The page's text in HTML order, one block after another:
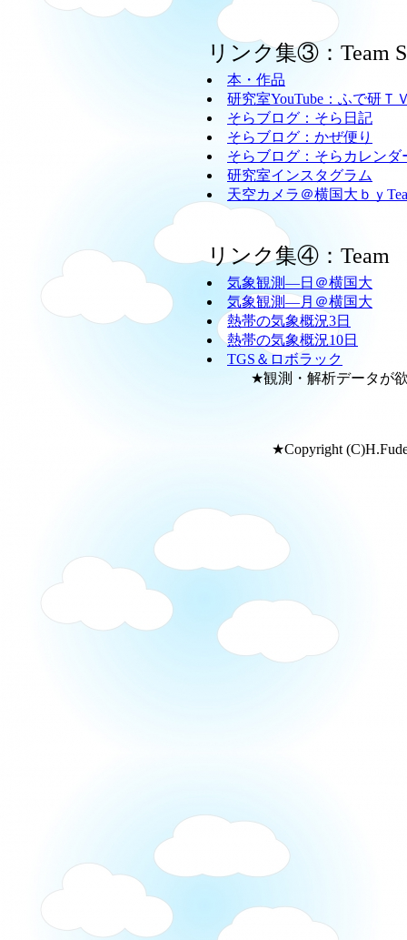
リンク集③：Team
本・作品
研究室YouTube：ふで研Ｔ
そらブログ：そら日記
そらブログ：かぜ便り
そらブログ：そらカレンダ
研究室インスタグラム
天空カメラ＠横国大ｂｙ
リンク集④：
気象観測―日＠横国大
気象観測―月＠横国大
熱帯の気象概況3日
熱帯の気象概況10日
TGS＆ロボラック
★観測・解析データが欲し
★Copyright